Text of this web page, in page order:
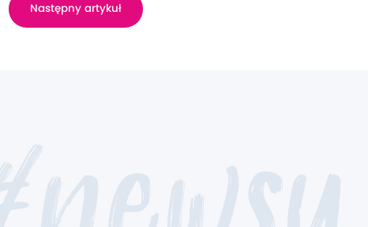
Następny artykuł